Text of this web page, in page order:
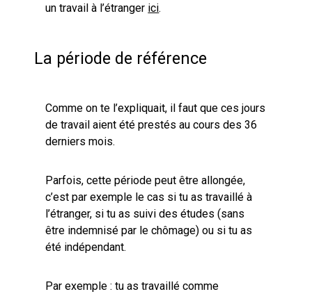
un travail à l’étranger ici.
La période de référence
Comme on te l’expliquait, il faut que ces jours
de travail aient été prestés au cours des 36
derniers mois.
Parfois, cette période peut être allongée,
c’est par exemple le cas si tu as travaillé à
l’étranger, si tu as suivi des études (sans
être indemnisé par le chômage) ou si tu as
été indépendant.
Par exemple : tu as travaillé comme